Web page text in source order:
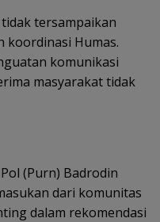
tersampaikan
koordinasi Humas.
komunikasi
masyarakat tidak
(Purn) Badrodin
dari komunitas
dalam rekomendasi